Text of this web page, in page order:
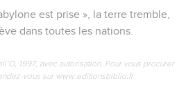
est prise », la terre tremble,
dans toutes les nations.
1997, avec autorisation. Pour vous procurer
vous sur www.editionsbiblio.fr